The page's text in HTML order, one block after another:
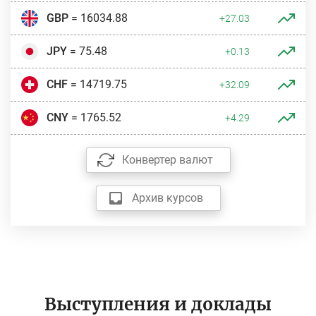
GBP = 16034.88 +27.03
JPY = 75.48 +0.13
CHF = 14719.75 +32.09
CNY = 1765.52 +4.29
Конвертер валют
Архив курсов
Выступления и доклады